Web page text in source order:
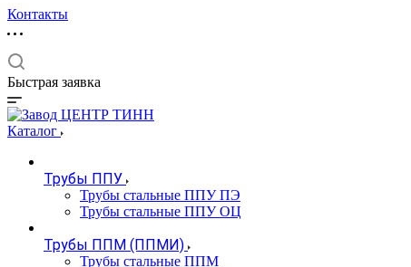
Контакты
Быстрая заявка
Каталог
Трубы ППУ
Трубы стальные ППУ ПЭ
Трубы стальные ППУ ОЦ
Трубы ППМ (ППМИ)
Трубы стальные ППМ